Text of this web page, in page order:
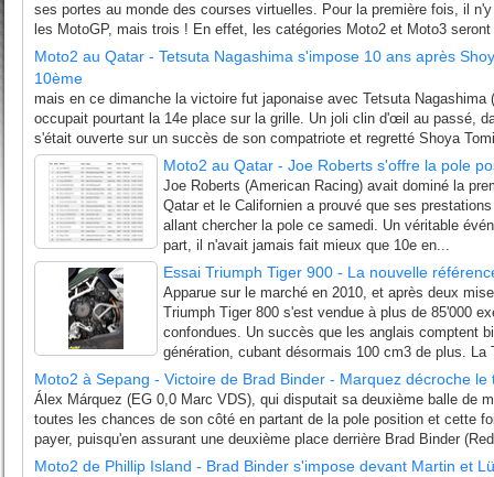
ses portes au monde des courses virtuelles. Pour la première fois, il
les MotoGP, mais trois ! En effet, les catégories Moto2 et Moto3
Moto2 au Qatar - Tetsuta Nagashima s'impose 10 ans après
10ème
mais en ce dimanche la victoire fut japonaise avec Tetsuta Nagashima
occupait pourtant la 14e place sur la grille. Un joli clin d'œil au passé,
s'était ouverte sur un succès de son compatriote et regretté Shoya
Moto2 au Qatar - Joe Roberts s'offre la pole
Joe Roberts (American Racing) avait dominé la
Qatar et le Californien a prouvé que ses
allant chercher la pole ce samedi. Un véritable
part, il n'avait jamais fait mieux que 10e en...
Essai Triumph Tiger 900 - La nouvelle
Apparue sur le marché en 2010, et après deux
Triumph Tiger 800 s'est vendue à plus de 85'000
confondues. Un succès que les anglais comptent
génération, cubant désormais 100 cm3 de plus. La
Moto2 à Sepang - Victoire de Brad Binder - Marquez décroche le
Álex Márquez (EG 0,0 Marc VDS), qui disputait sa deuxième balle de
toutes les chances de son côté en partant de la pole position et cette
payer, puisqu'en assurant une deuxième place derrière Brad Binder
Moto2 de Phillip Island - Brad Binder s'impose devant Martin et